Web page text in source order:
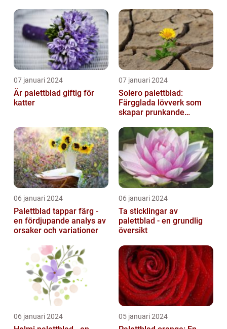
07 januari 2024
Är palettblad giftig för
katter
07 januari 2024
Solero palettblad:
Färgglada lövverk som
skapar prunkande
06 januari 2024
Palettblad tappar färg -
en fördjupande analys av
orsaker och variationer
06 januari 2024
Ta sticklingar av
palettblad - en grundlig
översikt
06 januari 2024 05 januari 2024